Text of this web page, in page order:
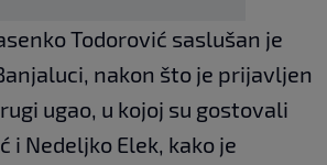
Todorović saslušan je
nakon što je prijavljen
ugao, u kojoj su gostovali
i Nedeljko Elek, kako je